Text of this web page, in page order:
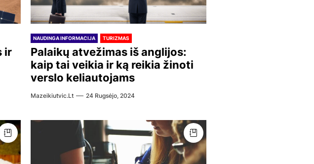
ir
NAUDINGA INFORMACIJA TURIZMAS
Palaikų atvežimas iš anglijos:
kaip tai veikia ir ką reikia žinoti
verslo keliautojams
Mazeikiutvic.lt 24 Rugsėjo, 2024